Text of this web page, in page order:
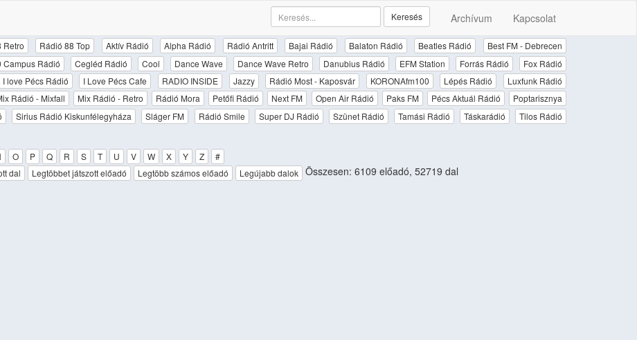
Archívum Kapcsolat
Keresés
Retro Rádió 88 Top Aktív Rádió Alpha Rádió Rádió Antritt Bajai Rádió Balaton Rádió Beatles Rádió
Best FM - Debrecen
Campus Rádió Cegléd Rádió Cool Dance Wave Dance Wave Retro Danubius Rádió EFM Station Forrás Rádió
Fox Rádió
I love Pécs Rádió I Love Pécs Cafe RADIO INSIDE Jazzy Rádió Most - Kaposvár KORONAfm100 Lépés Rádió
Luxfunk Rádió
Rádió - Mixfall Mix Rádió - Retro Rádió Mora Petőfi Rádió Next FM Open Air Rádió Paks FM Pécs Aktuál Rádió
Poptarisznya
Sirius Rádió Kiskunfélegyháza Sláger FM Rádió Smile Super DJ Rádió Szünet Rádió Tamási Rádió Táskarádió
Tilos Rádió
O P Q R S T U V W X Y Z
#
dal Legtöbbet játszott előadó Legtöbb számos előadó Legújabb dalok Összesen: 6109 előadó, 52719 dal